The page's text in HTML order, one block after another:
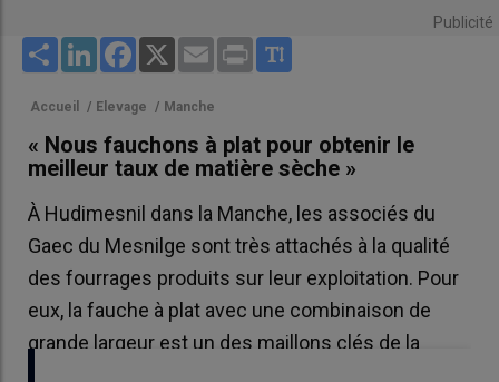
Publicité
Share LinkedInFacebook
X Email Print
Accueil / Elevage / Manche
« Nous fauchons à plat pour obtenir le
meilleur taux de matière sèche »
À Hudimesnil dans la Manche, les associés du
Gaec du Mesnilge sont très attachés à la qualité
des fourrages produits sur leur exploitation. Pour
eux, la fauche à plat avec une combinaison de
grande largeur est un des maillons clés de la